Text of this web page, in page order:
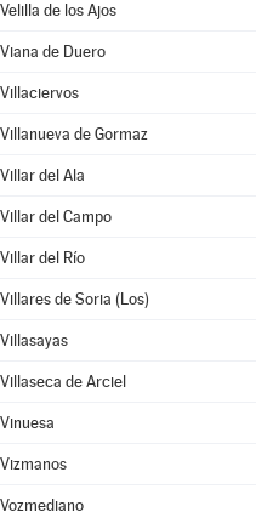
Velilla de los Ajos
Viana de Duero
Villaciervos
Villanueva de Gormaz
Villar del Ala
Villar del Campo
Villar del Río
Villares de Soria (Los)
Villasayas
Villaseca de Arciel
Vinuesa
Vizmanos
Vozmediano